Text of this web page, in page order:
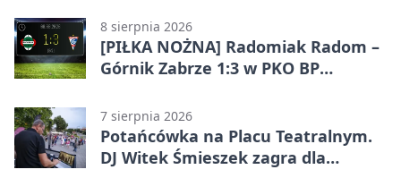
8 sierpnia 2026
[PIŁKA NOŻNA] Radomiak Radom –
Górnik Zabrze 1:3 w PKO BP
Federico dał zabrzanom zwycięstwo
7 sierpnia 2026
Potańcówka na Placu Teatralnym.
DJ Witek Śmieszek zagra dla